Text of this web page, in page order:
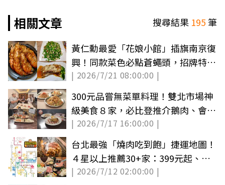
相關文章
搜尋結果 195筆
黃仁勳最愛「花娘小館」插旗南京復
興！同款菜色必點蒼蠅頭，招牌特色
菜一次看
| 2026/7/21 08:00:00 |
300元品嘗無菜單料理！雙北市場神
級美食８家，必比登推介鵝肉、會跳
舞的創意炒飯
| 2026/7/17 16:00:00 |
台北最強「燒肉吃到飽」捷運地圖！
４星以上推薦30+家：399元起、火
烤兩吃
| 2026/7/12 02:00:00 |